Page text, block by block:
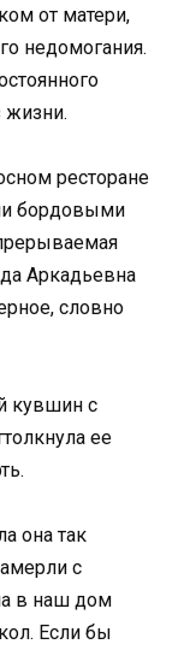
от матери,
недомогания.
жизни.
ресторане
бордовыми
Аркадьевна
словно
кувшин с
ее
она так
с
в наш дом
Если бы